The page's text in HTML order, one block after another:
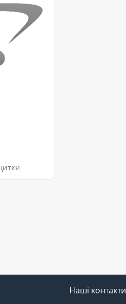
Наші контакти